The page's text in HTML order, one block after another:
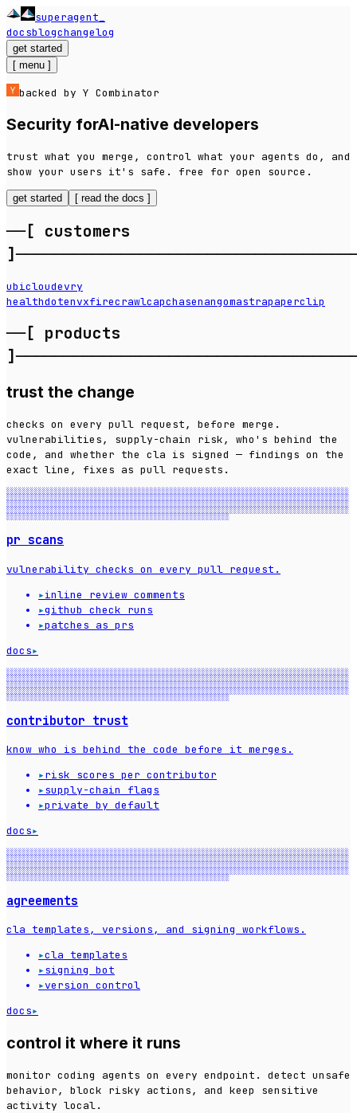
superagent
docsblogchangelog
get started
[ menu ]
backed by Y Combinator
Security forAI-native developers
trust what you merge, control what your agents do, and
show your users it's safe. free for open source.
get started [ read the docs ]
──[ customers
]
ubicloudevry
healthdotenvxfirecrawlcapchasenangomastrapaperclip
──[ products
]
trust the change
checks on every pull request, before merge.
vulnerabilities, supply-chain risk, who's behind the
code, and whether the cla is signed — findings on the
exact line, fixes as pull requests.
░░░░░░░░░░░░░░░░░░░░░░░░░░░░░░░░░░░░░░░░░░░░░░░░░░░░░░░░░░░░░░░░░░░░░░░░░░░░░░░░░░░░░░
░░░░░░░░░░░░░░░░░░░░░░░░░░░░░░░░░░░░░░░░░░░░░░░░░░░░░░░░░░░░░░░░░░░░░░░░░░░░░░░░░░░░░░
░░░░░░░░░░░░░░░░░░░░░░░░░░░░░░░░░░░░░░░░░░░░░░░░░░░░░░░░░░░░░░░░░░░░░░░░░░░░░░░░░░░░░░
░░░░░░░░░░░░░░░░░░░░░░░░░░░░░░░░░░░░░░░░░░░░░░░░░░░░░░░░░░░░░░░░░░░░░░░░░░░░░░░░░░░░░░
░░░░░░░░░░░░░░░░░░░░░░░░░░░░░░░░░░░░░░░░░░░░░░░░░░░░░░░░
pr scans
vulnerability checks on every pull request.
▸inline review comments
▸github check runs
▸patches as prs
docs▸
░░░░░░░░░░░░░░░░░░░░░░░░░░░░░░░░░░░░░░░░░░░░░░░░░░░░░░░░░░░░░░░░░░░░░░░░░░░░░░░░░░░░░░
░░░░░░░░░░░░░░░░░░░░░░░░░░░░░░░░░░░░░░░░░░░░░░░░░░░░░░░░░░░░░░░░░░░░░░░░░░░░░░░░░░░░░░
░░░░░░░░░░░░░░░░░░░░░░░░░░░░░░░░░░░░░░░░░░░░░░░░░░░░░░░░░░░░░░░░░░░░░░░░░░░░░░░░░░░░░░
░░░░░░░░░░░░░░░░░░░░░░░░░░░░░░░░░░░░░░░░░░░░░░░░░░░░░░░░░░░░░░░░░░░░░░░░░░░░░░░░░░░░░░
░░░░░░░░░░░░░░░░░░░░░░░░░░░░░░░░░░░░░░░░░░░░░░░░░░░░░░░░
contributor trust
know who is behind the code before it merges.
▸risk scores per contributor
▸supply-chain flags
▸private by default
docs▸
░░░░░░░░░░░░░░░░░░░░░░░░░░░░░░░░░░░░░░░░░░░░░░░░░░░░░░░░░░░░░░░░░░░░░░░░░░░░░░░░░░░░░░
░░░░░░░░░░░░░░░░░░░░░░░░░░░░░░░░░░░░░░░░░░░░░░░░░░░░░░░░░░░░░░░░░░░░░░░░░░░░░░░░░░░░░░
░░░░░░░░░░░░░░░░░░░░░░░░░░░░░░░░░░░░░░░░░░░░░░░░░░░░░░░░░░░░░░░░░░░░░░░░░░░░░░░░░░░░░░
░░░░░░░░░░░░░░░░░░░░░░░░░░░░░░░░░░░░░░░░░░░░░░░░░░░░░░░░░░░░░░░░░░░░░░░░░░░░░░░░░░░░░░
░░░░░░░░░░░░░░░░░░░░░░░░░░░░░░░░░░░░░░░░░░░░░░░░░░░░░░░░
agreements
cla templates, versions, and signing workflows.
▸cla templates
▸signing bot
▸version control
docs▸
control it where it runs
monitor coding agents on every endpoint. detect unsafe
behavior, block risky actions, and keep sensitive
activity local.